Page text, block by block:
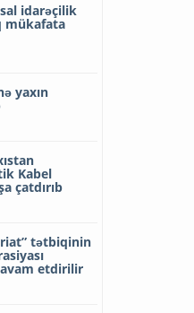
idarəçilik
mükafata
yaxın
Kabel
çatdırıb
tətbiqinin
etdirilir